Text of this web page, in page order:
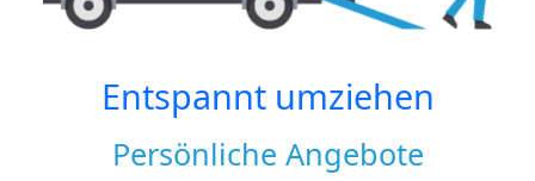
Entspannt umziehen
Persönliche Angebote